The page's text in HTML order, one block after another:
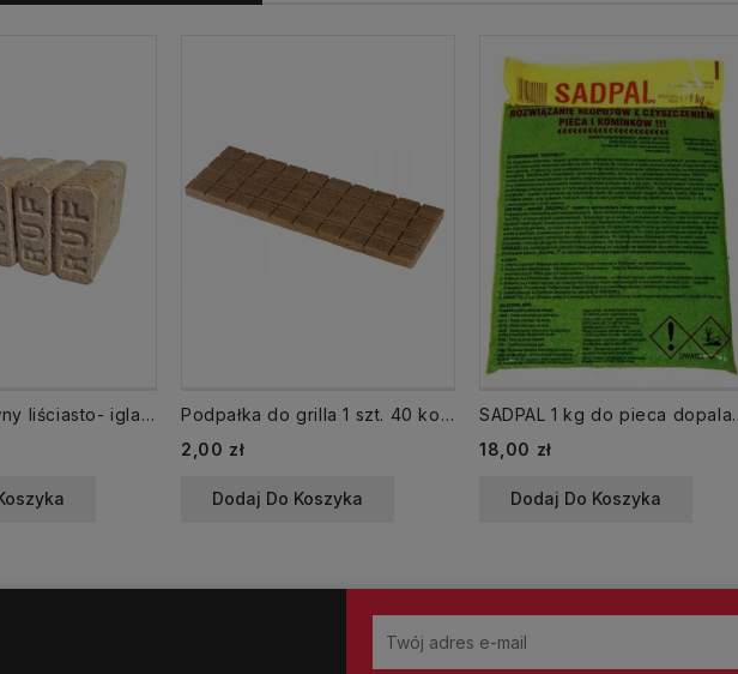
Brykiet drzewny liściasto- iglasty RUF 10 kg kostki opał do kominka pieca
Podpałka do grilla 1 szt. 40 kostek Rozpałka eko
Cena
2,00 zł
Dodaj Do Koszyka
SADPAL 1 kg
Cena
18,00 zł
Dodaj Do Koszyka